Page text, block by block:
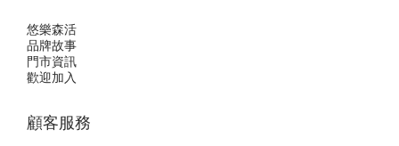
悠樂森活
品牌故事
門市資訊
歡迎加入
顧客服務